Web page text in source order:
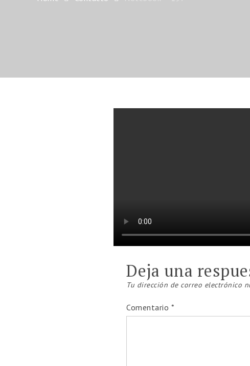
Deja una
Tu dirección de correo electrónico
Comentario *